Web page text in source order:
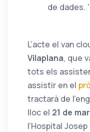
de dades. '
L’acte el van
Vilaplana, que
tots els
assistir en el
tractarà de
lloc el 21 de
l’Hospital